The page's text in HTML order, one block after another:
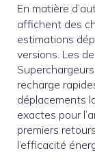
En matière
affichent des
estimations
versions. Les
recharge
déplacements
exactes pour
premiers
l’efficacité